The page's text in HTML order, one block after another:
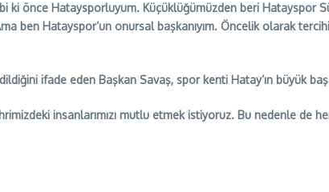
ki önce Hataysporluyum. Küçüklüğümüzden beri Hatayspor
ben Hatayspor’un onursal başkanıyım. Öncelik olarak
ifade eden Başkan Savaş, spor kenti Hatay’ın büyük
insanlarımızı mutlu etmek istiyoruz. Bu nedenle